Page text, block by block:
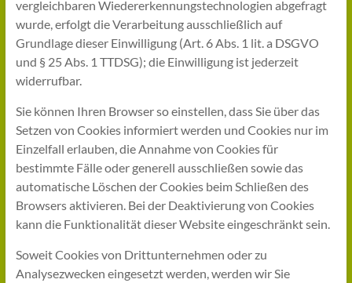
vergleichbaren Wiedererkennungstechnologien abgefragt
wurde, erfolgt die Verarbeitung ausschließlich auf
Grundlage dieser Einwilligung (Art. 6 Abs. 1 lit. a DSGVO
und § 25 Abs. 1 TTDSG); die Einwilligung ist jederzeit
widerrufbar.
Sie können Ihren Browser so einstellen, dass Sie über das
Setzen von Cookies informiert werden und Cookies nur im
Einzelfall erlauben, die Annahme von Cookies für
bestimmte Fälle oder generell ausschließen sowie das
automatische Löschen der Cookies beim Schließen des
Browsers aktivieren. Bei der Deaktivierung von Cookies
kann die Funktionalität dieser Website eingeschränkt sein.
Soweit Cookies von Drittunternehmen oder zu
Analysezwecken eingesetzt werden, werden wir Sie